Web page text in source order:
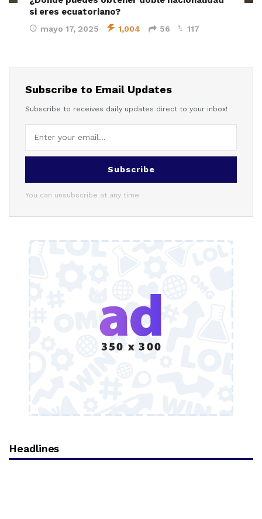
si eres ecuatoriano?
mayo 17, 2025 1,004 56 117
Subscribe to Email Updates
Subscribe to receives daily updates direct to your inbox!
Subscribe
You can unsubscribe at any time
Headlines